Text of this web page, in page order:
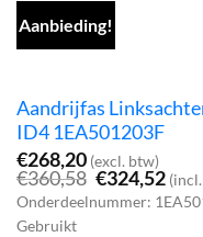
Aanbieding!
Aandrijfas
ID4 1EA501203F
€268,20 (excl. btw)
€360,58
prijs
was:
€324,52
prijs
is:
Onderdeelnummer:
Gebruikt